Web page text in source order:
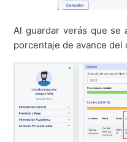
Al guardar verás que se
porcentaje de avance del